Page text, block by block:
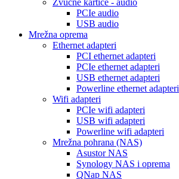
Zvučne kartice - audio
PCIe audio
USB audio
Mrežna oprema
Ethernet adapteri
PCI ethernet adapteri
PCIe ethernet adapteri
USB ethernet adapteri
Powerline ethernet adapteri
Wifi adapteri
PCIe wifi adapteri
USB wifi adapteri
Powerline wifi adapteri
Mrežna pohrana (NAS)
Asustor NAS
Synology NAS i oprema
QNap NAS